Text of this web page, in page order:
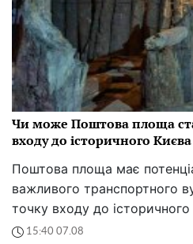
Чи може Поштова площа
входу до історичного Києва
Поштова площа має
важливого транспортного
точку входу до
15:40 07.08